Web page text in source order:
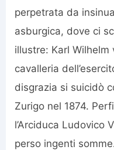
perpetrata da
asburgica, dove ci
illustre: Karl
cavalleria
disgrazia si suicidò
Zurigo nel 1874.
l’Arciduca Ludovico
perso ingenti